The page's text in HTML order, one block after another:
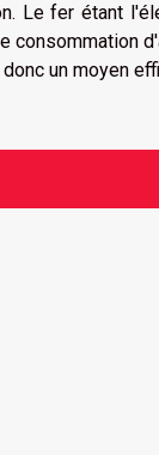
Le fer étant
consommation
un moyen